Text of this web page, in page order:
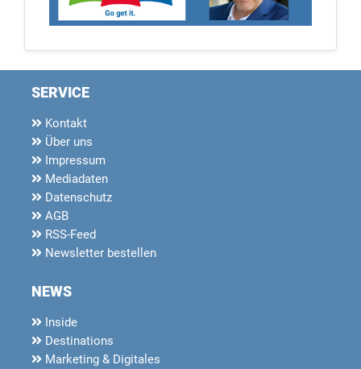
SERVICE
Kontakt
Über uns
Impressum
Mediadaten
Datenschutz
AGB
RSS-Feed
Newsletter bestellen
NEWS
Inside
Destinations
Marketing & Digitales